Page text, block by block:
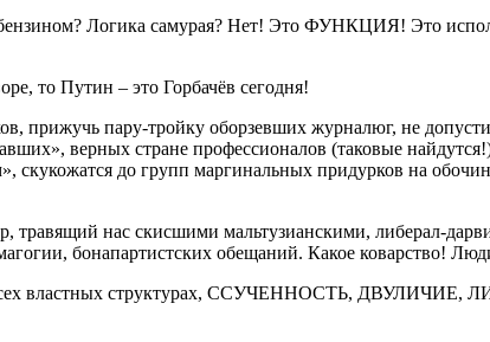
бензином? Логика самурая? Нет! Это ФУНКЦИЯ! Это
то Путин – это Горбачёв сегодня!
прижучь пару-тройку оборзевших журналюг, не
верных стране профессионалов (таковые
до групп маргинальных придурков на
травящий нас скисшими мальтузианскими, либерал-
бонапартистских обещаний. Какое коварство!
всех властных структурах, ССУЧЕННОСТЬ, ДВУЛИЧИЕ,